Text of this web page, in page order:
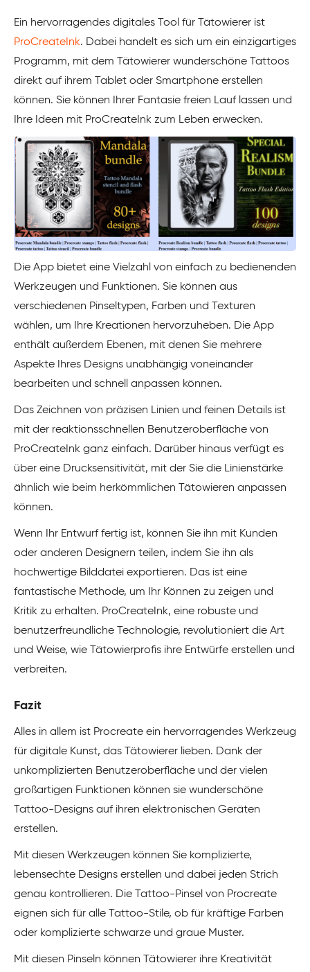
Ein hervorragendes digitales Tool für Tätowierer ist
ProCreateInk. Dabei handelt es sich um ein einzigartiges
Programm, mit dem Tätowierer wunderschöne Tattoos
direkt auf ihrem Tablet oder Smartphone erstellen
können. Sie können Ihrer Fantasie freien Lauf lassen und
Ihre Ideen mit ProCreateInk zum Leben erwecken.
Die App bietet eine Vielzahl von einfach zu bedienenden
Werkzeugen und Funktionen. Sie können aus
verschiedenen Pinseltypen, Farben und Texturen
wählen, um Ihre Kreationen hervorzuheben. Die App
enthält außerdem Ebenen, mit denen Sie mehrere
Aspekte Ihres Designs unabhängig voneinander
bearbeiten und schnell anpassen können.
Das Zeichnen von präzisen Linien und feinen Details ist
mit der reaktionsschnellen Benutzeroberfläche von
ProCreateInk ganz einfach. Darüber hinaus verfügt es
über eine Drucksensitivität, mit der Sie die Linienstärke
ähnlich wie beim herkömmlichen Tätowieren anpassen
können.
Wenn Ihr Entwurf fertig ist, können Sie ihn mit Kunden
oder anderen Designern teilen, indem Sie ihn als
hochwertige Bilddatei exportieren. Das ist eine
fantastische Methode, um Ihr Können zu zeigen und
Kritik zu erhalten. ProCreateInk, eine robuste und
benutzerfreundliche Technologie, revolutioniert die Art
und Weise, wie Tätowierprofis ihre Entwürfe erstellen und
verbreiten.
Fazit
Alles in allem ist Procreate ein hervorragendes Werkzeug
für digitale Kunst, das Tätowierer lieben. Dank der
unkomplizierten Benutzeroberfläche und der vielen
großartigen Funktionen können sie wunderschöne
Tattoo-Designs auf ihren elektronischen Geräten
erstellen.
Mit diesen Werkzeugen können Sie komplizierte,
lebensechte Designs erstellen und dabei jeden Strich
genau kontrollieren. Die Tattoo-Pinsel von Procreate
eignen sich für alle Tattoo-Stile, ob für kräftige Farben
oder komplizierte schwarze und graue Muster.
Mit diesen Pinseln können Tätowierer ihre Kreativität